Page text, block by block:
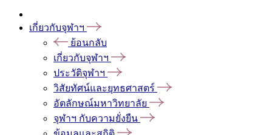
เกี่ยวกับจุฬาฯ
ย้อนกลับ
เกี่ยวกับจุฬาฯ
ประวัติจุฬาฯ
วิสัยทัศน์และยุทธศาสตร์
อัตลักษณ์มหาวิทยาลัย
จุฬาฯ กับความยั่งยืน